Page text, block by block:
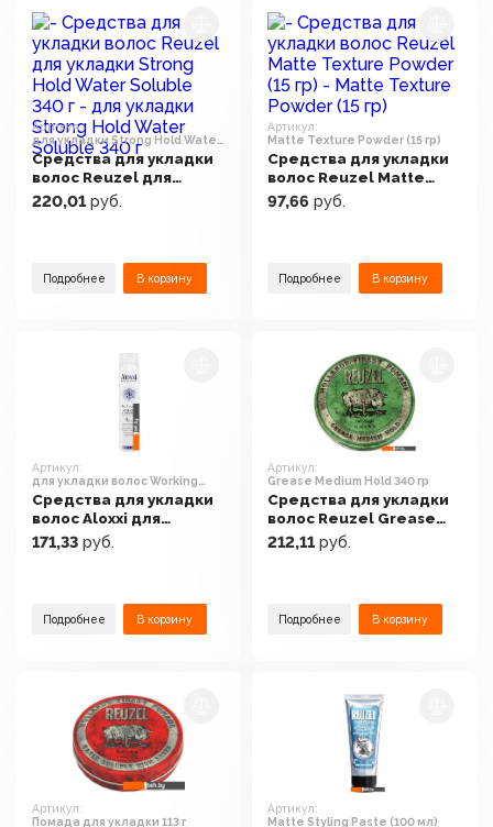
Артикул:
для укладки Strong Hold Water
Soluble 340 г
Средства для укладки
волос Reuzel для
укладки Strong Hold
Water Soluble 340 г
220,01 руб.
Подробнее В корзину
Артикул:
Matte Texture Powder (15 гр)
Средства для укладки
волос Reuzel Matte
Texture Powder (15 гр)
97,66 руб.
Подробнее В корзину
Артикул:
для укладки волос Working
легкой фиксации 300 мл
Средства для укладки
волос Aloxxi для
укладки волос Working
легкой фиксации 300
171,33 руб.
Подробнее В корзину
Артикул:
Grease Medium Hold 340 гр
Средства для укладки
волос Reuzel Grease
Medium Hold 340 гр
212,11 руб.
Подробнее В корзину
Артикул:
Помада для укладки 113 г
Артикул:
Matte Styling Paste (100 мл)